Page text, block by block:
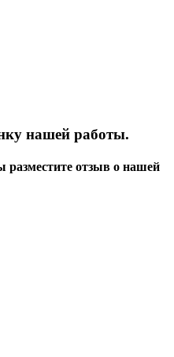
нашей работы.
отзыв о нашей